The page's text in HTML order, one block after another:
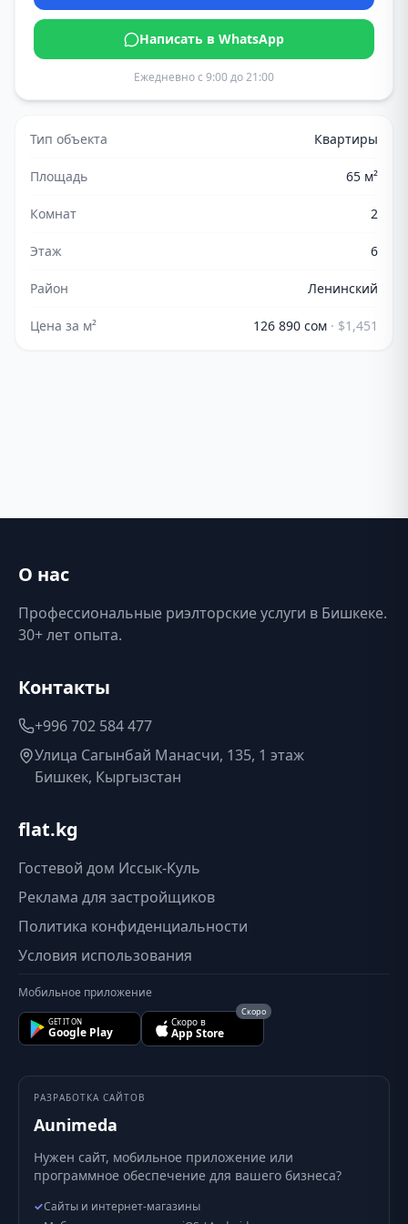
Написать в WhatsApp
Ежедневно с 9:00 до 21:00
Тип объекта Квартиры
Площадь 65 м²
Комнат 2
Этаж 6
Район Ленинский
Цена за м² 126 890 сом · $1,451
О нас
Профессиональные риэлторские услуги в Бишкеке.
30+ лет опыта.
Контакты
+996 702 584 477
Улица Сагынбай Манасчи, 135, 1 этаж
Бишкек, Кыргызстан
flat.kg
Гостевой дом Иссык-Куль
Реклама для застройщиков
Политика конфиденциальности
Условия использования
Мобильное приложение
GET IT ON
Google Play
Скоро в
App Store
Скоро
РАЗРАБОТКА САЙТОВ
Aunimeda
Нужен сайт, мобильное приложение или
программное обеспечение для вашего бизнеса?
✓Сайты и интернет-магазины